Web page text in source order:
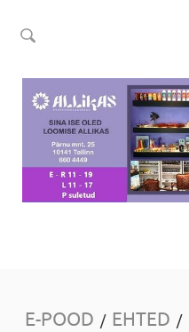
E-POOD / EHTED /